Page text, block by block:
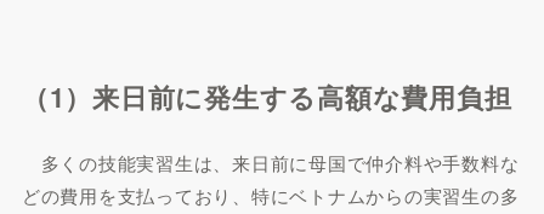
（1）来日前に発生する高額な費用負担
多くの技能実習生は、来日前に母国で仲介料や手数料な
どの費用を支払っており、特にベトナムからの実習生の多